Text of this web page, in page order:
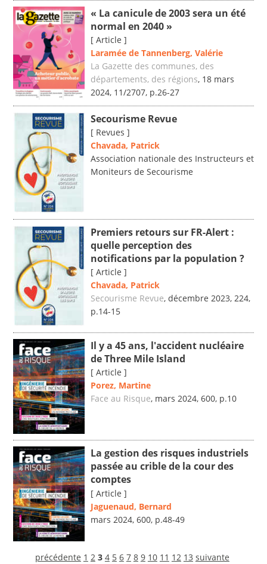
« La canicule de 2003 sera un été
normal en 2040 »
[ Article ]
Laramée de Tannenberg, Valérie
La Gazette des communes, des
départements, des régions, 18 mars
2024, 11/2707, p.26-27
Secourisme Revue
[ Revues ]
Chavada, Patrick
Association nationale des Instructeurs et
Moniteurs de Secourisme
Premiers retours sur FR-Alert :
quelle perception des
notifications par la population ?
[ Article ]
Chavada, Patrick
Secourisme Revue, décembre 2023, 224,
p.14-15
Il y a 45 ans, l'accident nucléaire
de Three Mile Island
[ Article ]
Porez, Martine
Face au Risque, mars 2024, 600, p.10
La gestion des risques industriels
passée au crible de la cour des
comptes
[ Article ]
Jaguenaud, Bernard
mars 2024, 600, p.48-49
précédente 1 2 3 4 5 6 7 8 9 10 11 12 13 suivante